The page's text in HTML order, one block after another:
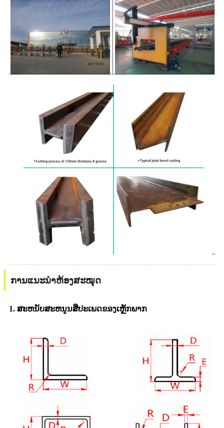
ການແນະນຳຫ້ອງສະໝຸດ
1. ສະຫນັບສະຫນູນສີ່ປະເພດຂອງເຫຼັກພາກ